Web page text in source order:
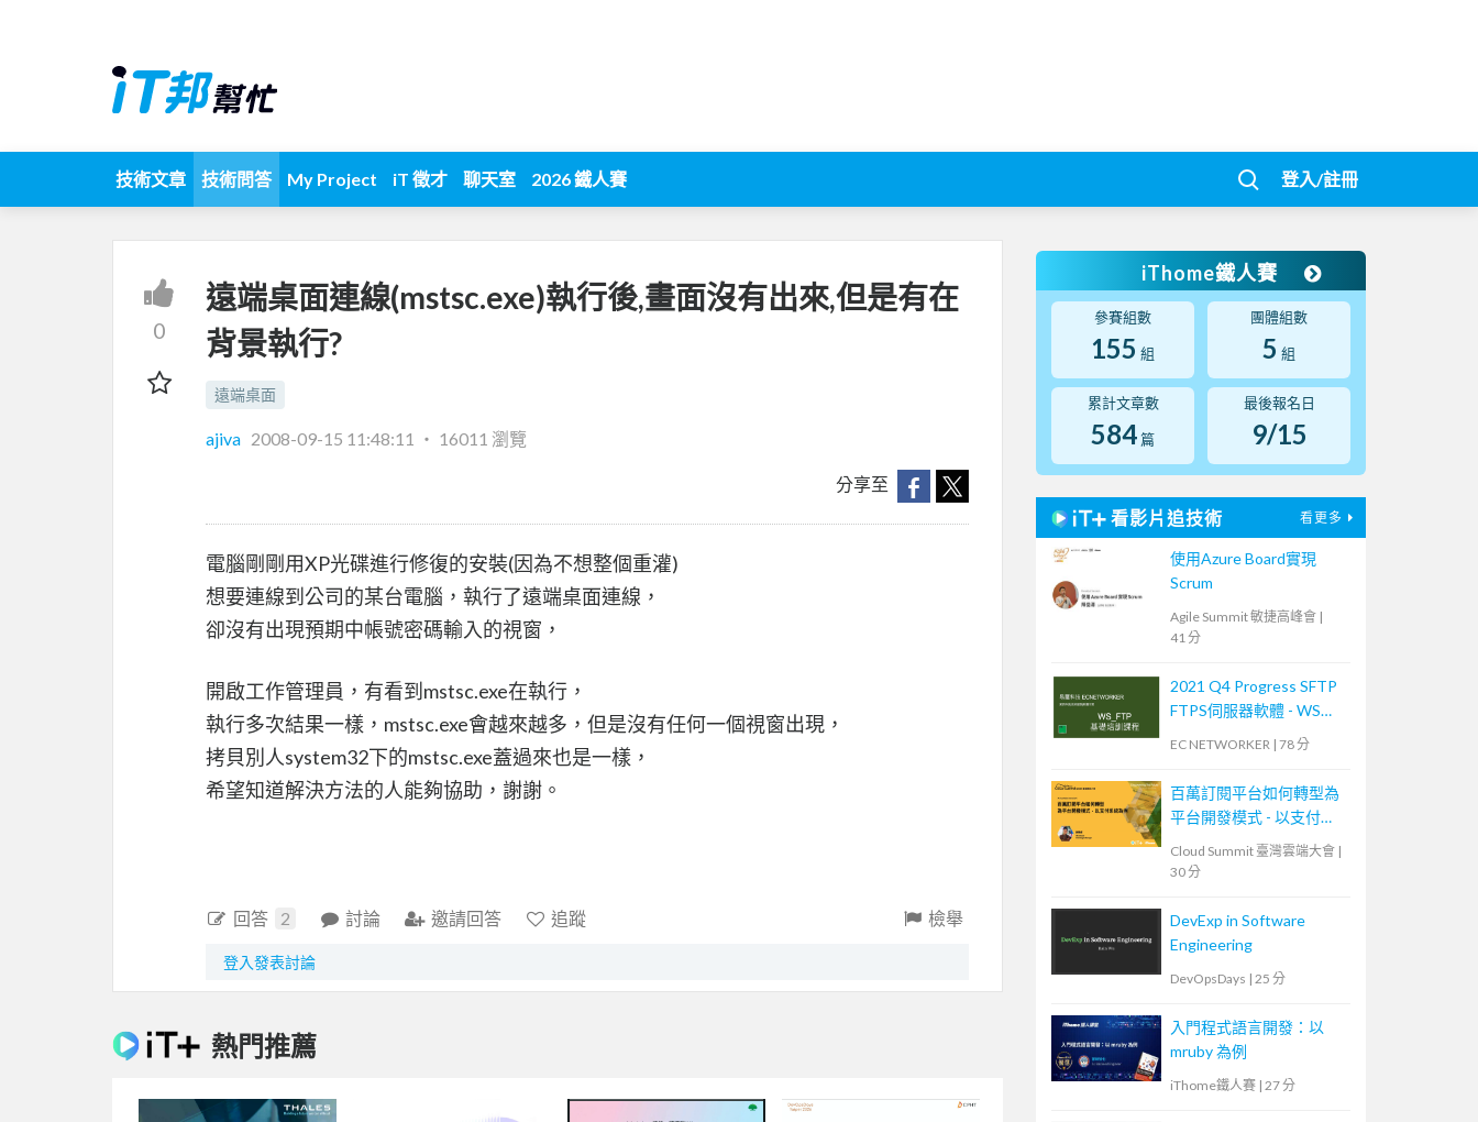
技術文章 技術問答 My Project iT 徵才 聊天室 2026 鐵人賽 登入/註冊
0
遠端桌面連線(mstsc.exe)執行後,畫面沒有出來,但是有在
背景執行?
遠端桌面
ajiva 2008-09-15 11:48:11 ‧ 16011 瀏覽
分享至
電腦剛剛用XP光碟進行修復的安裝(因為不想整個重灌)
想要連線到公司的某台電腦，執行了遠端桌面連線，
卻沒有出現預期中帳號密碼輸入的視窗，
開啟工作管理員，有看到mstsc.exe在執行，
執行多次結果一樣，mstsc.exe會越來越多，但是沒有任何一個視窗出現，
拷貝別人system32下的mstsc.exe蓋過來也是一樣，
希望知道解決方法的人能夠協助，謝謝。
回答 2 討論 邀請回答 追蹤 檢舉
登入發表討論
熱門推薦
iThome鐵人賽
參賽組數
155 組
團體組數
5 組
累計文章數
584 篇
最後報名日
9/15
看影片追技術 看更多
使用Azure Board實現
Scrum
Agile Summit 敏捷高峰會 |
41 分
2021 Q4 Progress SFTP
FTPS伺服器軟體 - WS
FTP 技術培訓課程 (2)
EC NETWORKER | 78 分
百萬訂閱平台如何轉型為
平台開發模式 - 以支付系
Cloud Summit 臺灣雲端大會 |
30 分
DevExp in Software
Engineering
DevOpsDays | 25 分
入門程式語言開發：以
mruby 為例
iThome鐵人賽 | 27 分